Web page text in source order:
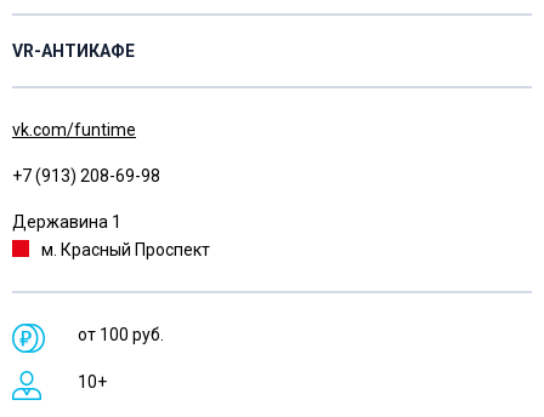
VR-АНТИКАФЕ
vk.com/funtime
+7 (913) 208-69-98
Державина 1
м. Красный Проспект
от 100 руб.
10+